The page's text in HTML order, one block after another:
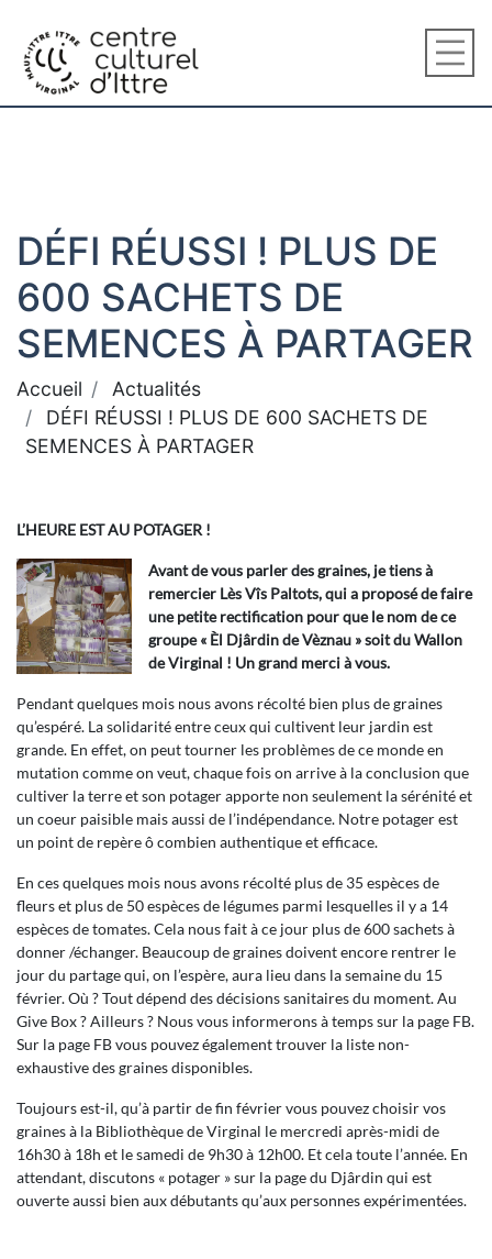
DÉFI RÉUSSI ! PLUS DE
600 SACHETS DE
SEMENCES À PARTAGER
Accueil
Actualités
DÉFI RÉUSSI ! PLUS DE 600 SACHETS DE
SEMENCES À PARTAGER
L’HEURE EST AU POTAGER !
Avant de vous parler des graines, je tiens à
remercier Lès Vîs Paltots, qui a proposé de faire
une petite rectification pour que le nom de ce
groupe « Èl Djârdin de Vèznau » soit du Wallon
de Virginal ! Un grand merci à vous.
Pendant quelques mois nous avons récolté bien plus de graines
qu’espéré. La solidarité entre ceux qui cultivent leur jardin est
grande. En effet, on peut tourner les problèmes de ce monde en
mutation comme on veut, chaque fois on arrive à la conclusion que
cultiver la terre et son potager apporte non seulement la sérénité et
un coeur paisible mais aussi de l’indépendance. Notre potager est
un point de repère ô combien authentique et efficace.
En ces quelques mois nous avons récolté plus de 35 espèces de
fleurs et plus de 50 espèces de légumes parmi lesquelles il y a 14
espèces de tomates. Cela nous fait à ce jour plus de 600 sachets à
donner /échanger. Beaucoup de graines doivent encore rentrer le
jour du partage qui, on l’espère, aura lieu dans la semaine du 15
février. Où ? Tout dépend des décisions sanitaires du moment. Au
Give Box ? Ailleurs ? Nous vous informerons à temps sur la page FB.
Sur la page FB vous pouvez également trouver la liste non-
exhaustive des graines disponibles.
Toujours est-il, qu’à partir de fin février vous pouvez choisir vos
graines à la Bibliothèque de Virginal le mercredi après-midi de
16h30 à 18h et le samedi de 9h30 à 12h00. Et cela toute l’année. En
attendant, discutons « potager » sur la page du Djârdin qui est
ouverte aussi bien aux débutants qu’aux personnes expérimentées.